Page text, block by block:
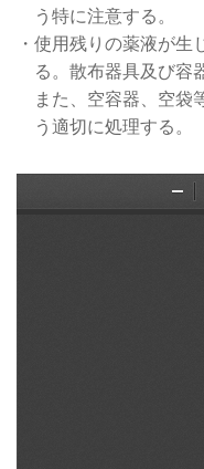
う特に注意する。
・使用残りの薬液が生
る。散布器具及び容
また、空容器、空袋
う適切に処理する。